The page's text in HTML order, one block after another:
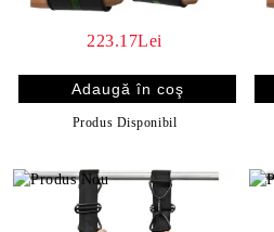
223.17Lei
Produs Disponibil